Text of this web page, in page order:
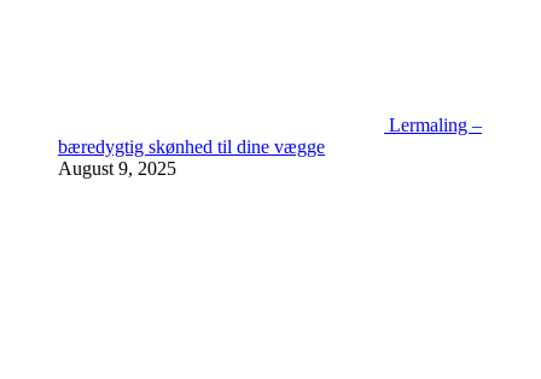
Lermaling –
bæredygtig skønhed til dine vægge
August 9, 2025